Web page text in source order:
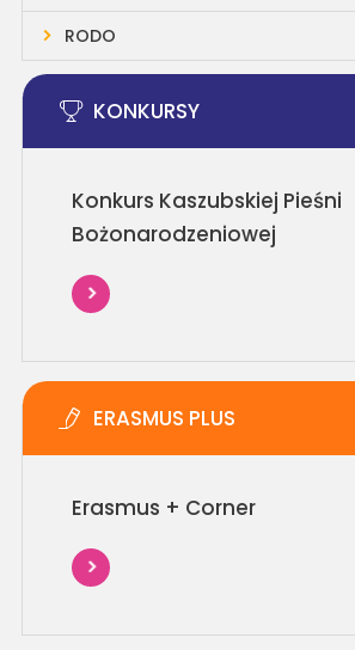
RODO
KONKURSY
Konkurs Kaszubskiej Pieśni
Bożonarodzeniowej
ERASMUS PLUS
Erasmus + Corner